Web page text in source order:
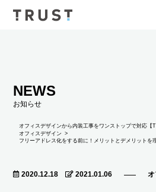
NEWS
お知らせ
オフィスデザインから内装工事をワンストップで対応【
オフィスデザイン
フリーアドレス化をする前に！メリットとデメリットを
2020.12.18 2021.01.06